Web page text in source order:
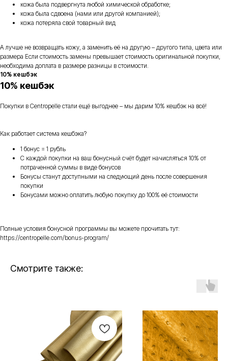
кожа была подвергнута любой химической обработке;
кожа была сдвоена (нами или другой компанией);
кожа потеряла свой товарный вид
А лучше не возвращать кожу, а заменить её на другую – другого типа, цвета или
размера Если стоимость замены превышает стоимость оригинальной покупки,
необходима доплата в размере разницы в стоимости.
10% кешбэк
10% кешбэк
Покупки в Centropelle стали ещё выгоднее – мы дарим 10% кешбэк на всё!
Как работает система кешбэка?
1 бонус = 1 рубль
С каждой покупки на ваш бонусный счёт будет начисляться 10% от
потраченной суммы в виде бонусов
Бонусы станут доступными на следующий день после совершения
покупки
Бонусами можно оплатить любую покупку до 100% её стоимости
Полные условия бонусной программы вы можете прочитать тут:
https://centropelle.com/bonus-program/
Смотрите также: